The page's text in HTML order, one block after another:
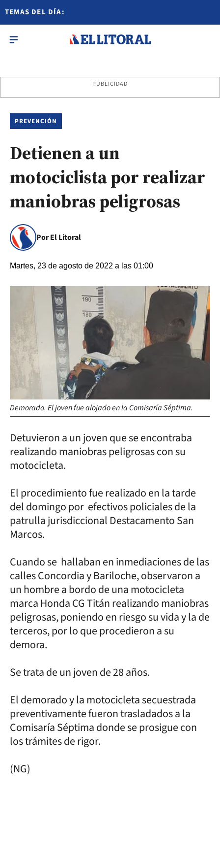
TEMAS DEL DÍA:
PUBLICIDAD
PREVENCIÓN
Detienen a un
motociclista por realizar
maniobras peligrosas
Por El Litoral
Martes, 23 de agosto de 2022 a las 01:00
Demorado. El joven fue alojado en la Comisaría Séptima.
Detuvieron a un joven que se encontraba
realizando maniobras peligrosas con su
motocicleta.
El procedimiento fue realizado en la tarde
del domingo por efectivos policiales de la
patrulla jurisdiccional Destacamento San
Marcos.
Cuando se hallaban en inmediaciones de las
calles Concordia y Bariloche, observaron a
un hombre a bordo de una motocicleta
marca Honda CG Titán realizando maniobras
peligrosas, poniendo en riesgo su vida y la de
terceros, por lo que procedieron a su
demora.
Se trata de un joven de 28 años.
El demorado y la motocicleta secuestrada
preventivamente fueron trasladados a la
Comisaría Séptima donde se prosigue con
los trámites de rigor.
(NG)